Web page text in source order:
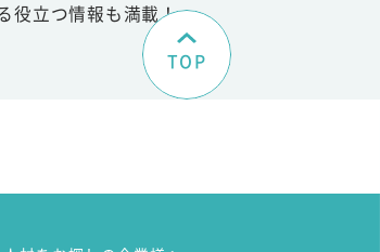
役立つ情報も満載！
TOP